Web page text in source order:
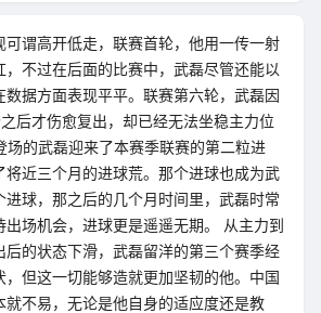
可谓高开低走，联赛首轮，他用一传一射
不过在后面的比赛中，武磊尽管还能以
数据方面表现平平。联赛第六轮，武磊因
后才伤愈复出，却已经无法坐稳主力位
场的武磊迎来了本赛季联赛的第二粒进
将近三个月的进球荒。那个进球也成为武
进球，那之后的几个月时间里，武磊时常
出场机会，进球更是遥遥无期。 从主力到
后的状态下滑，武磊留洋的第三个赛季经
，但这一切能够造就更加坚韧的他。中国
就不易，无论是他自身的适应度还是教